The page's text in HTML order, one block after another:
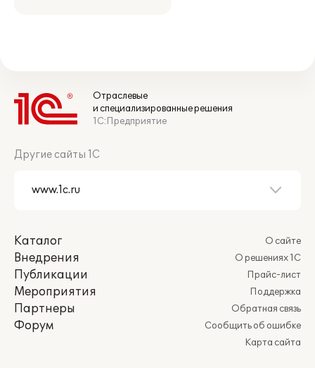
Отраслевые
и специализированные решения
1С:Предприятие
Другие сайты 1С
Каталог
Внедрения
Публикации
Мероприятия
Партнеры
Форум
О сайте
О решениях 1С
Прайс-лист
Поддержка
Обратная связь
Сообщить об ошибке
Карта сайта